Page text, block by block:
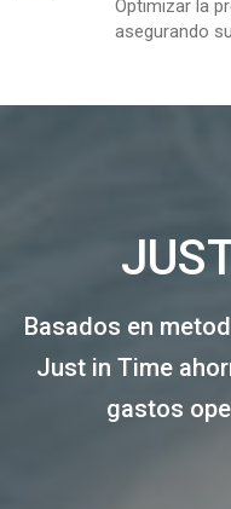
Optimizar la
asegurando
Basados en
Just in Time
gastos